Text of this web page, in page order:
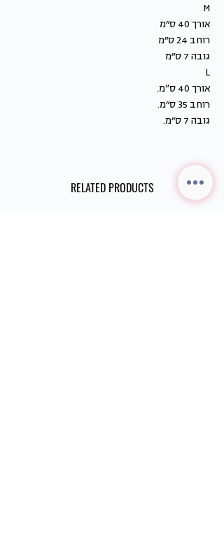
M
אורך 40 ס״מ
רוחב 24 ס״מ
גובה 7 ס״מ
L
אורך 40 ס”מ.
רוחב 35 ס״מ.
גובה 7 ס״מ.
מוצרים דומיםRELATED PRODUCTS